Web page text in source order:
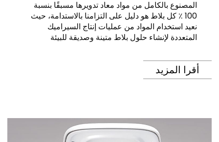
المصنوع بالكامل من مواد معاد تدويرها مسبقًا بنسبة
100 ٪ كل بلاط هو دليل على التزامنا بالاستدامة، حيث
نعيد استخدام المواد من عمليات إنتاج السيراميك
المتعددة لإنشاء حلول بلاط متينة وصديقة للبيئة
أقرا المزيد